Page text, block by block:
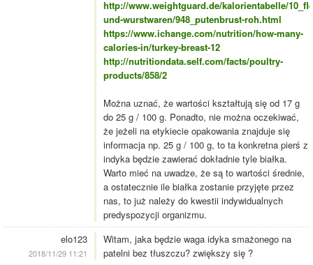
http://www.weightguard.de/kalorientabelle/
und-wurstwaren/948_putenbrust-roh.html
https://www.ichange.com/nutrition/how-many-
calories-in/turkey-breast-12
http://nutritiondata.self.com/facts/poultry-
products/858/2
Można uznać, że wartości kształtują się od 17 g
do 25 g / 100 g. Ponadto, nie można oczekiwać,
że jeżeli na etykiecie opakowania znajduje się
informacja np. 25 g / 100 g, to ta konkretna pierś z
indyka będzie zawierać dokładnie tyle białka.
Warto mieć na uwadze, że są to wartości średnie,
a ostatecznie ile białka zostanie przyjęte przez
nas, to już należy do kwestii indywidualnych
predyspozycji organizmu.
elo123
2018/11/29 11:21
Witam, jaka będzie waga idyka smażonego na
patelni bez tłuszczu? zwiększy się ?